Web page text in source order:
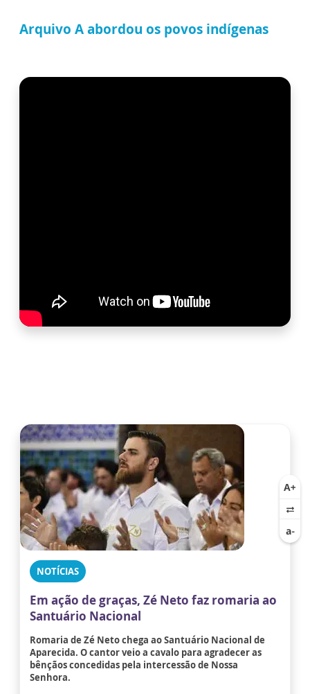
Arquivo A abordou os povos indígenas
NOTÍCIAS
Em ação de graças, Zé Neto faz romaria ao
Santuário Nacional
Romaria de Zé Neto chega ao Santuário Nacional de
Aparecida. O cantor veio a cavalo para agradecer as
bênçãos concedidas pela intercessão de Nossa
Senhora.